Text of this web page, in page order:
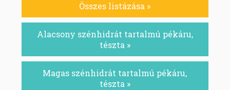
Összes listázása »
Alacsony szénhidrát tartalmú pékáru,
tészta »
Magas szénhidrát tartalmú pékáru,
tészta »